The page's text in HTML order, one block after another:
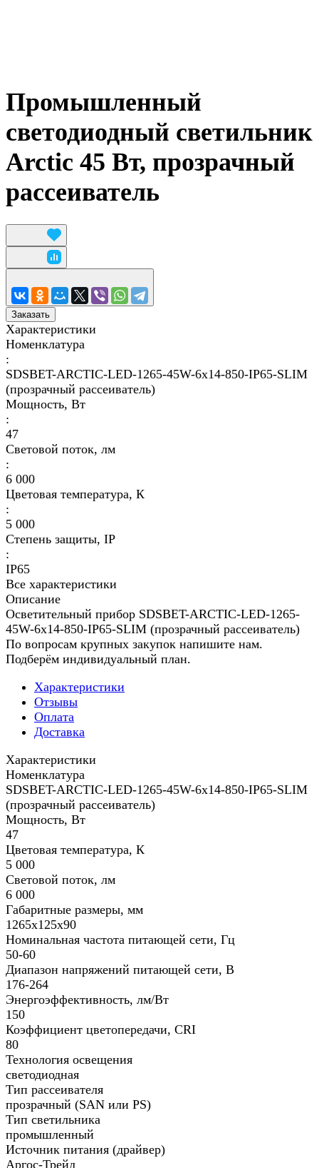
Промышленный
светодиодный светильник
Arctic 45 Вт, прозрачный
рассеиватель
Заказать
Характеристики
Номенклатура
:
SDSBET-ARCTIC-LED-1265-45W-6x14-850-IP65-SLIM
(прозрачный рассеиватель)
Мощность, Вт
:
47
Световой поток, лм
:
6 000
Цветовая температура, К
:
5 000
Степень защиты, IP
:
IP65
Все характеристики
Описание
Осветительный прибор SDSBET-ARCTIC-LED-1265-
45W-6x14-850-IP65-SLIM (прозрачный рассеиватель)
По вопросам крупных закупок напишите нам.
Подберём индивидуальный план.
Характеристики
Отзывы
Оплата
Доставка
Характеристики
Номенклатура
SDSBET-ARCTIC-LED-1265-45W-6x14-850-IP65-SLIM
(прозрачный рассеиватель)
Мощность, Вт
47
Цветовая температура, К
5 000
Световой поток, лм
6 000
Габаритные размеры, мм
1265х125х90
Номинальная частота питающей сети, Гц
50-60
Диапазон напряжений питающей сети, В
176-264
Энергоэффективность, лм/Вт
150
Коэффициент цветопередачи, CRI
80
Технология освещения
светодиодная
Тип рассеивателя
прозрачный (SAN или PS)
Тип светильника
промышленный
Источник питания (драйвер)
Аргос-Трейд